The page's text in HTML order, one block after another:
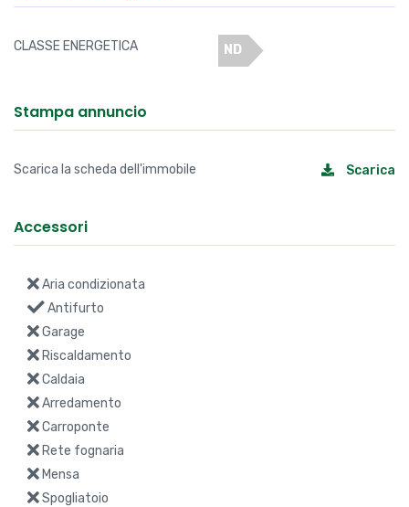
CLASSE ENERGETICA ND
Stampa annuncio
Scarica la scheda dell'immobile Scarica
Accessori
Aria condizionata
Antifurto
Garage
Riscaldamento
Caldaia
Arredamento
Carroponte
Rete fognaria
Mensa
Spogliatoio